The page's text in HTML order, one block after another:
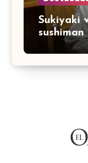
Sukiyaki